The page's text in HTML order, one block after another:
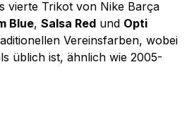
vierte Trikot von Nike Barça
Blue, Salsa Red und Opti
Vereinsfarben, wobei
üblich ist, ähnlich wie 2005-